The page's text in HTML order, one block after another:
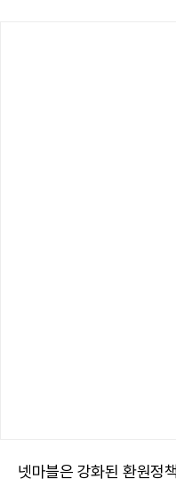
넷마블은 강화된 환원정